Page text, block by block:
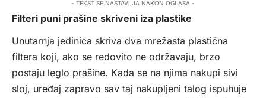
- TEKST SE NASTAVLJA NAKON OGLASA -
Filteri puni prašine skriveni iza plastike
Unutarnja jedinica skriva dva mrežasta plastična
filtera koji, ako se redovito ne održavaju, brzo
postaju leglo prašine. Kada se na njima nakupi sivi
sloj, uređaj zapravo sav taj nakupljeni talog ispuhuje